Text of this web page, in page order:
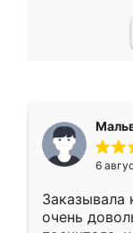
6
Заказывала
очень